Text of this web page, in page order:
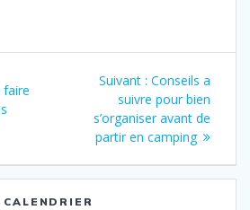
faire
Suivant : Article
suivant
:
Conseils a
suivre pour bien
s’organiser avant de
partir en camping
CALENDRIER